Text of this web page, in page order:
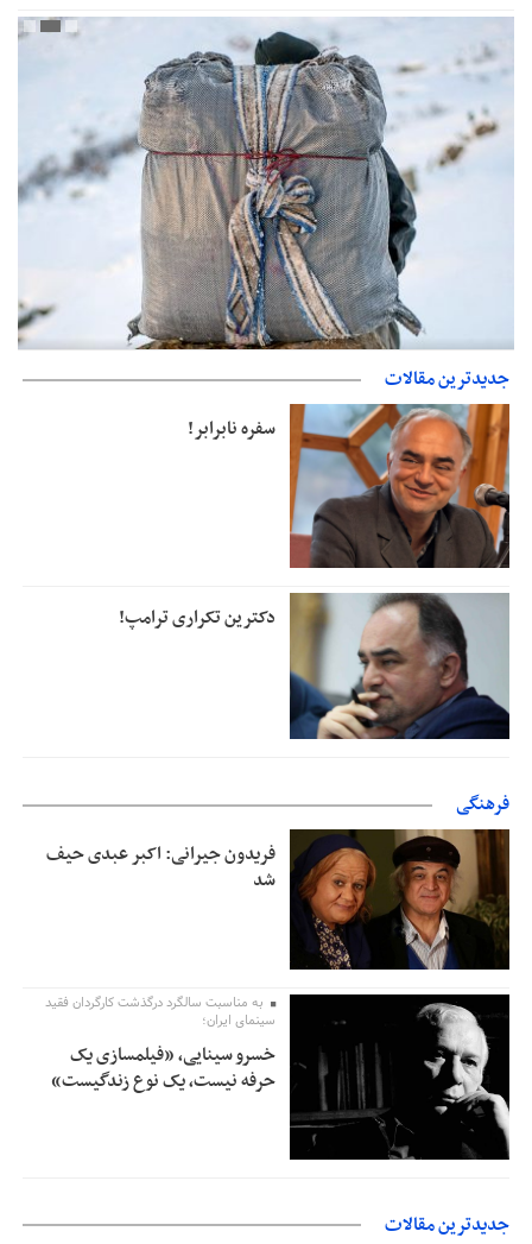
حمایت از مرزنشینان نباید به زیان تولید باشد/مواد اولیه با کولبری
وارد شود
دفتر رهبر انقلاب: مطالب خارج از مراجع رسمی فاقد سندیت است
جدیدترین مقالات
سفره نابرابر!
دکترین تکراری ترامپ!
فرهنگی
فریدون جیرانی: اکبر عبدی حیف
شد
به مناسبت سالگرد درگذشت کارگردان فقید
سینمای ایران؛
خسرو سینایی، «فیلمسازی یک
حرفه نیست، یک نوع زندگیست»
جدیدترین مقالات